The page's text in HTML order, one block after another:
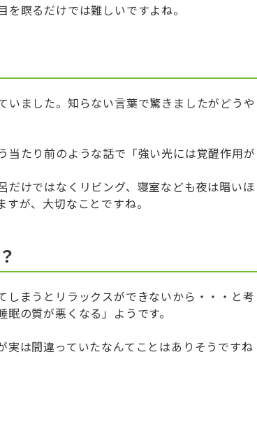
瞑るだけでは難しいですよね。
ました。知らない言葉で驚きましたがどうや
当たり前のような話で「強い光には覚醒作用が
けではなくリビング、寝室なども夜は暗いほ
が、大切なことですね。
しまうとリラックスができないから・・・と考
の質が悪くなる」ようです。
は間違っていたなんてことはありそうですね